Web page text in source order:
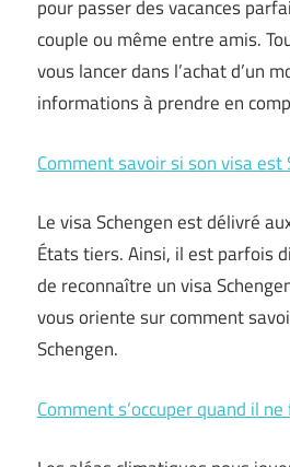
pour passer des vacances
couple ou même entre amis.
vous lancer dans l’achat d’un
informations à prendre en
Comment savoir si son visa est
Le visa Schengen est délivré
États tiers. Ainsi, il est parfois
de reconnaître un visa
vous oriente sur comment
Schengen.
Comment s’occuper quand il